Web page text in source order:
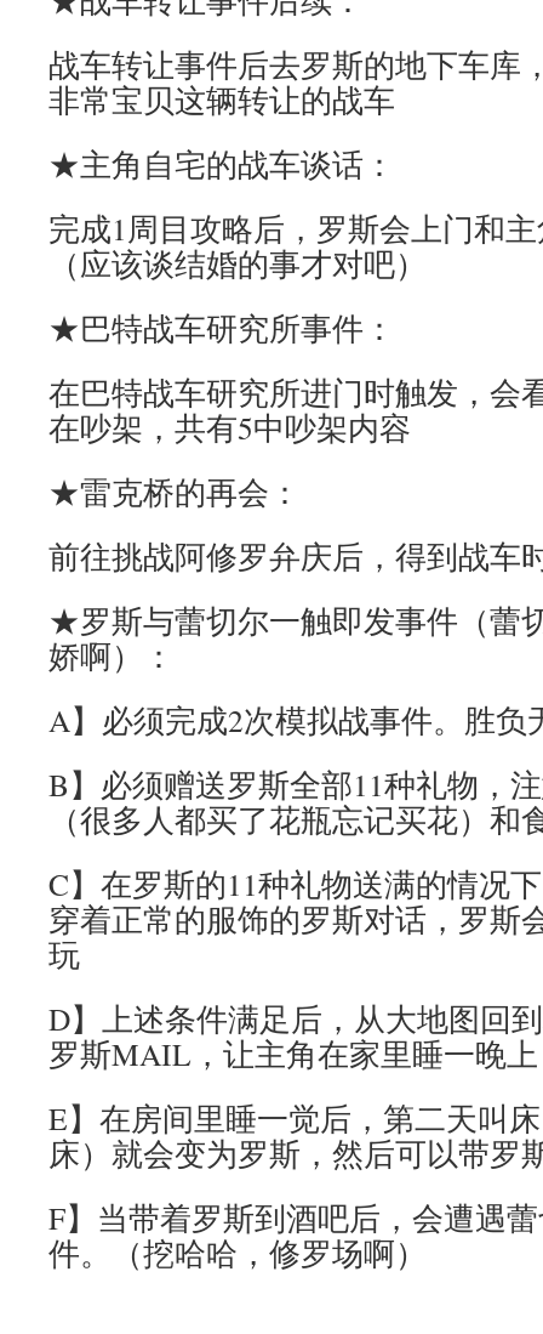
战车转让事件后去罗斯的地下车库
非常宝贝这辆转让的战车
★主角自宅的战车谈话：
完成1周目攻略后，罗斯会上门和
（应该谈结婚的事才对吧）
★巴特战车研究所事件：
在巴特战车研究所进门时触发，会
在吵架，共有5中吵架内容
★雷克桥的再会：
前往挑战阿修罗弁庆后，得到战车
★罗斯与蕾切尔一触即发事件（蕾
娇啊）：
A】必须完成2次模拟战事件。胜负
B】必须赠送罗斯全部11种礼物，
（很多人都买了花瓶忘记买花）和
C】在罗斯的11种礼物送满的情况
穿着正常的服饰的罗斯对话，罗斯
玩
D】上述条件满足后，从大地图回
罗斯MAIL，让主角在家里睡一晚
E】在房间里睡一觉后，第二天叫
床）就会变为罗斯，然后可以带罗
F】当带着罗斯到酒吧后，会遭遇
件。（挖哈哈，修罗场啊）